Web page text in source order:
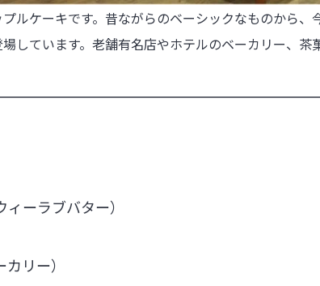
ルケーキです。昔ながらのベーシックなものから、
しています。老舗有名店やホテルのベーカリー、茶
ーラブバター）
リー）